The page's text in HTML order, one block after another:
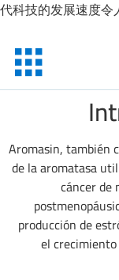
代科技的发展速度
Aromasin, también
de la aromatasa
cáncer de
producción de
el